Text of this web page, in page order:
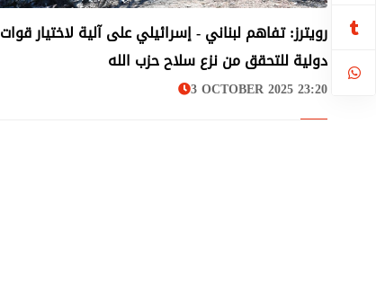
لبنان
رويترز: تفاهم لبناني - إسرائيلي على آلية لاختيار قوات
دولية للتحقق من نزع سلاح حزب الله
3 OCTOBER 2025 23:20